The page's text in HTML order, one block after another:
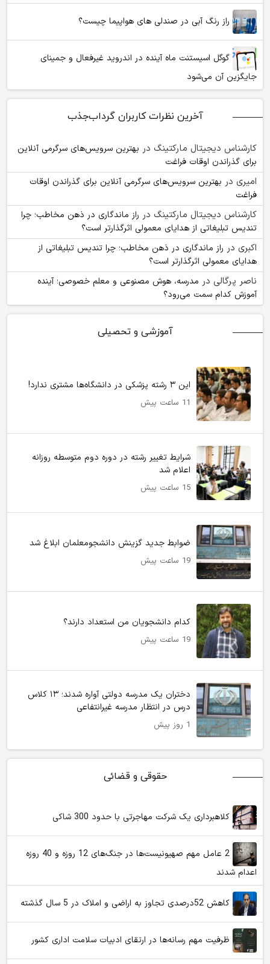
راز رنگ آبی در صندلی های هواپیما چیست؟
گوگل اسیستنت ماه آینده در اندروید غیرفعال و جمینای
جایگزین آن می‌شود
آخرین نظرات کاربران گرداب‌جذب
کارشناس دیجیتال مارکتینگ در بهترین سرویس‌های سرگرمی آنلاین
برای گذراندن اوقات فراغت
امیری در بهترین سرویس‌های سرگرمی آنلاین برای گذراندن اوقات
فراغت
کارشناس دیجیتال مارکتینگ در راز ماندگاری در ذهن مخاطب؛ چرا
تندیس تبلیغاتی از هدایای معمولی اثرگذارتر است؟
اکبری در راز ماندگاری در ذهن مخاطب؛ چرا تندیس تبلیغاتی از
هدایای معمولی اثرگذارتر است؟
ناصر پرگالی در مدرسه، هوش مصنوعی و معلم خصوصی؛ آینده
آموزش کدام سمت می‌رود؟
آموزشی و تحصیلی
این ۳ رشته پزشکی در دانشگاه‌ها مشتری ندارد!
11 ساعت پیش
شرایط تغییر رشته در دوره دوم متوسطه روزانه
اعلام شد
15 ساعت پیش
ضوابط جدید گزینش دانشجومعلمان ابلاغ شد
19 ساعت پیش
کدام دانشجویان من استعداد دارند؟
19 ساعت پیش
دختران یک مدرسه دولتی آواره شدند؛ ۱۳ کلاس
درس در انتظار مدرسه غیرانتفاعی
1 روز پیش
حقوقی و قضائی
کلاهبرداری یک شرکت مهاجرتی با حدود 300 شاکی
2 عامل مهم صهیونیست‌ها در جنگ‌های 12 روزه و 40 روزه
اعدام شدند
کاهش 52درصدی تجاوز به اراضی و املاک در 5 سال گذشته
ظرفیت مهم رسانه‌ها در ارتقای ادبیات سلامت اداری کشور